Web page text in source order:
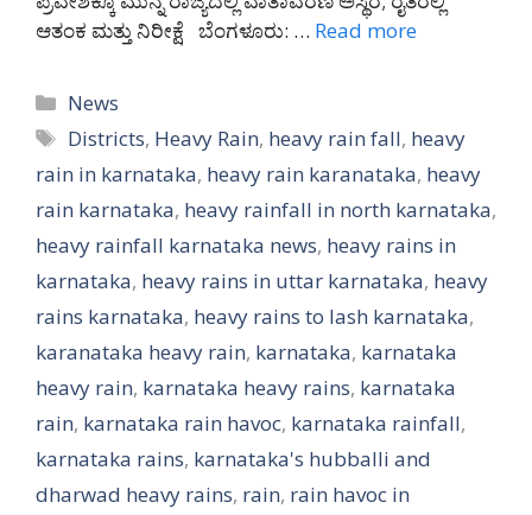
ಆತಂಕ ಮತ್ತು ನಿರೀಕ್ಷೆ ಬೆಂಗಳೂರು: … Read more
Categories
News
Tags
Districts, Heavy Rain, heavy rain fall, heavy
rain in karnataka, heavy rain karanataka, heavy
rain karnataka, heavy rainfall in north karnataka,
heavy rainfall karnataka news, heavy rains in
karnataka, heavy rains in uttar karnataka, heavy
rains karnataka, heavy rains to lash karnataka,
karanataka heavy rain, karnataka, karnataka
heavy rain, karnataka heavy rains, karnataka
rain, karnataka rain havoc, karnataka rainfall,
karnataka rains, karnataka's hubballi and
dharwad heavy rains, rain, rain havoc in